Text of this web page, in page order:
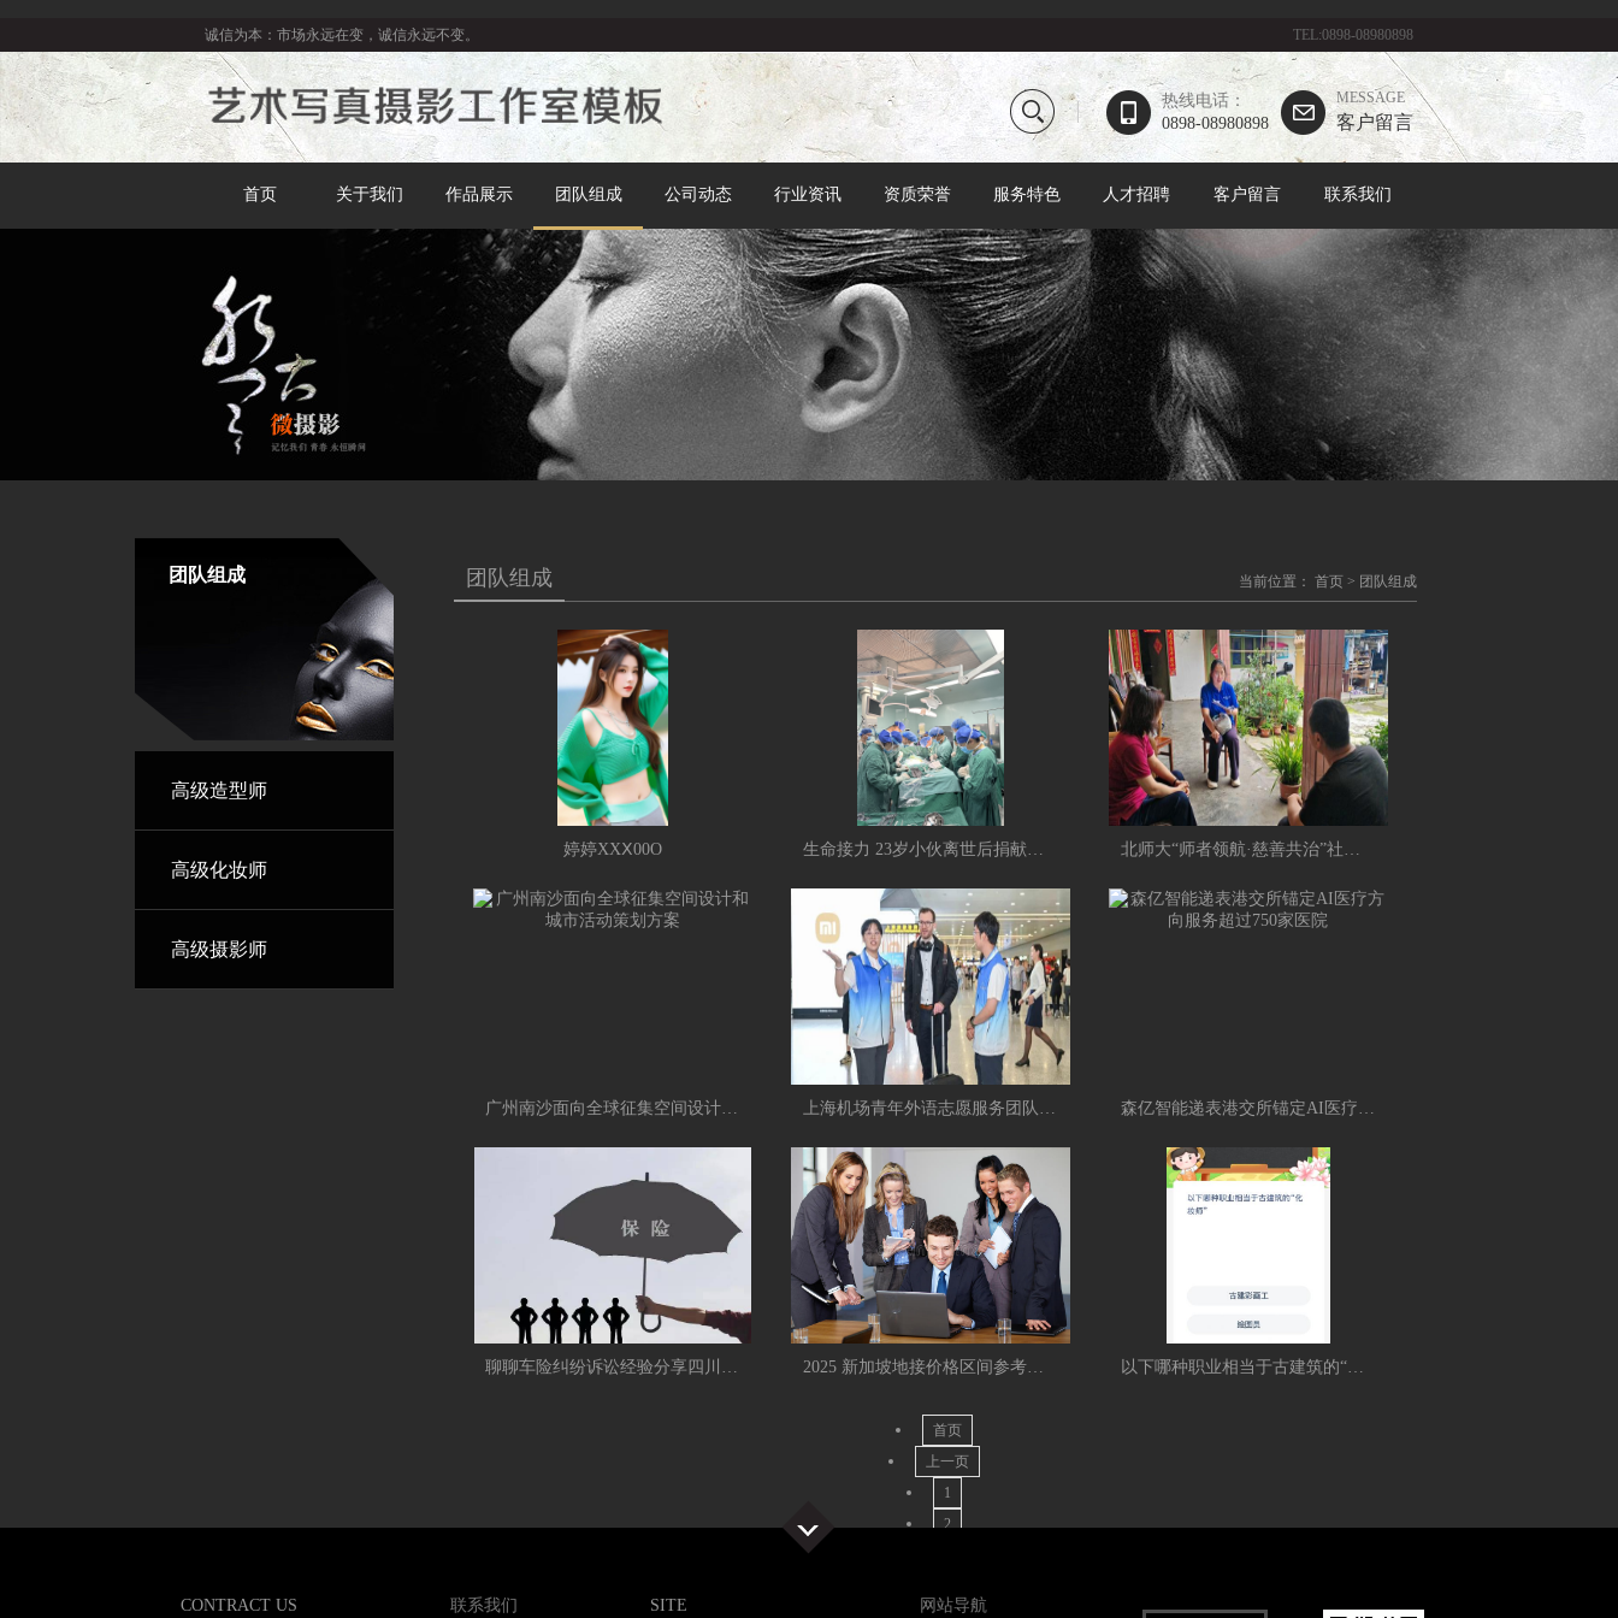
诚信为本：市场永远在变，诚信永远不变。 TEL:0898-08980898
MESSAGE
客户留言
热线电话：
0898-08980898
首页 关于我们 作品展示 团队组成 公司动态 行业资讯 资质荣誉 服务特色 人才招聘 客户留言 联系我们
团队组成
高级造型师
高级化妆师
高级摄影师
团队组成 当前位置： 首页 > 团队组成
婷婷XXⅩ00O 生命接力 23岁小伙离世后捐献器官让7人重获新生 北师大“师者领航·慈善共治”社会实践团：奔赴田野 触摸基层
广州南沙面向全球征集空间设计和城市活动策划方案 上海机场青年外语志愿服务团队上岗助力上海打造中国入境旅游第一 森亿智能递表港交所锚定AI医疗方向服务超过750家医院
聊聊车险纠纷诉讼经验分享四川上行律所经验丰富专业能力强 2025 新加坡地接价格区间参考｜常见团型与成本构成 以下哪种职业相当于古建筑的“化妆师”？蚂蚁新村今日答案最新3
首页
上一页
1
2
联系我们
CONTRACT US 网站导航
SITE